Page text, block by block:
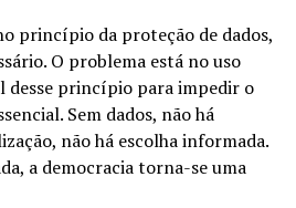
princípio da proteção de dados,
O problema está no uso
desse princípio para impedir o
Sem dados, não há
não há escolha informada.
a democracia torna-se uma